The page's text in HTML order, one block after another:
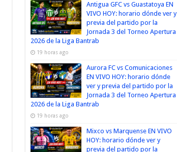
Antigua GFC vs Guastatoya EN
VIVO HOY: horario dónde ver y
previa del partido por la
Jornada 3 del Torneo Apertura
2026 de la Liga Bantrab
19 horas ago
Aurora FC vs Comunicaciones
EN VIVO HOY: horario dónde
ver y previa del partido por la
Jornada 3 del Torneo Apertura
2026 de la Liga Bantrab
19 horas ago
Mixco vs Marquense EN VIVO
HOY: horario dónde ver y
previa del partido por la